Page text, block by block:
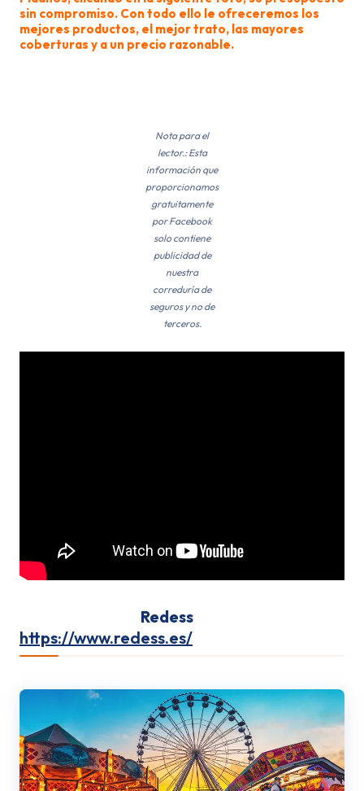
sin compromiso. Con todo ello le ofreceremos los
mejores productos, el mejor trato, las mayores
coberturas y a un precio razonable.
Nota para el
lector.: Esta
información que
proporcionamos
gratuitamente
por Facebook
solo contiene
publicidad de
nuestra
correduría de
seguros y no de
terceros.
Redess
https://www.redess.es/